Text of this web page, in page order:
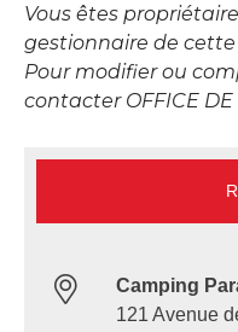
Vous êtes
gestionnaire de
Pour modifier ou
contacter OFFICE DE
Camping
121 Avenue